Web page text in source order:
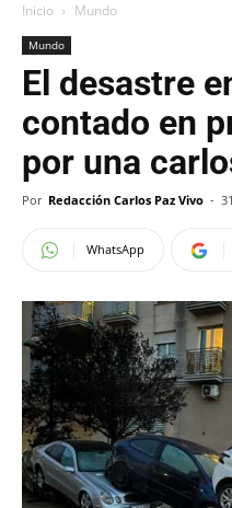
Inicio Mundo
Mundo
El desastre
contado en
por una
Por Redacción Carlos Paz Vivo -
WhatsApp